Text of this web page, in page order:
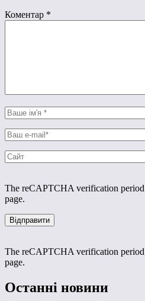
Коментар *
The reCAPTCHA verification period
page.
The reCAPTCHA verification period
page.
Останні новини